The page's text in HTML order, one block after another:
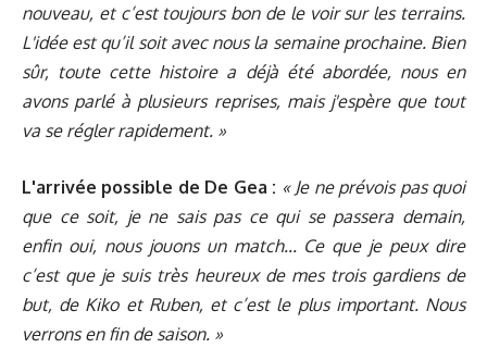
nouveau, et c’est toujours bon de le voir sur les terrains.
L'idée est qu’il soit avec nous la semaine prochaine. Bien
sûr, toute cette histoire a déjà été abordée, nous en
avons parlé à plusieurs reprises, mais j'espère que tout
va se régler rapidement. »
L'arrivée possible de De Gea : « Je ne prévois pas quoi
que ce soit, je ne sais pas ce qui se passera demain,
enfin oui, nous jouons un match... Ce que je peux dire
c’est que je suis très heureux de mes trois gardiens de
but, de Kiko et Ruben, et c’est le plus important. Nous
verrons en fin de saison. »